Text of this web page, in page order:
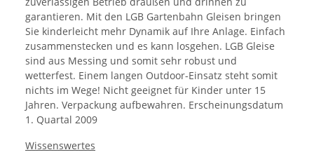
garantieren. Mit den LGB Gartenbahn Gleisen bringen
Sie kinderleicht mehr Dynamik auf Ihre Anlage. Einfach
zusammenstecken und es kann losgehen. LGB Gleise
sind aus Messing und somit sehr robust und
wetterfest. Einem langen Outdoor-Einsatz steht somit
nichts im Wege! Nicht geeignet für Kinder unter 15
Jahren. Verpackung aufbewahren. Erscheinungsdatum
1. Quartal 2009
Wissenswertes